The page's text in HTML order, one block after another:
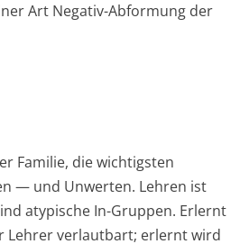
Art Negativ-Abformung der
Familie, die wichtigsten
— und Unwerten. Lehren ist
atypische In-Gruppen. Erlernt
Lehrer verlautbart; erlernt wird